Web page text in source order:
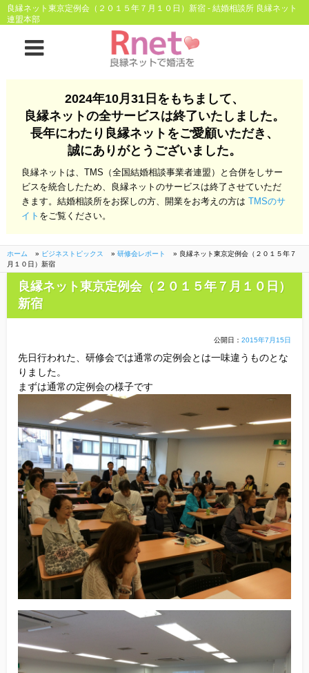
良縁ネットとは
他社との違い お金のこと
会社概要
よくある質問
開業支援
他社との違い
お金のこと
会社概要
一般のよくある質問
相談室からのよくある質問
良縁ネット東京定例会（２０１５年７月１０日）新宿 - 結婚相談所 良縁ネット
連盟本部
2024年10月31日をもちまして、
良縁ネットの全サービスは終了いたしました。
長年にわたり良縁ネットをご愛顧いただき、
誠にありがとうございました。
良縁ネットは、TMS（全国結婚相談事業者連盟）と合併をしサー
ビスを統合したため、良縁ネットのサービスは終了させていただ
きます。結婚相談所をお探しの方、開業をお考えの方はTMSのサ
イト をご覧ください。
ホーム » ビジネストピックス » 研修会レポート » 良縁ネット東京定例会（２０１５年７
月１０日）新宿
良縁ネット東京定例会（２０１５年７月１０日）
新宿
公開日： 2015年7月15日
先日行われた、研修会では通常の定例会とは一味違うものとな
りました。
まずは通常の定例会の様子です